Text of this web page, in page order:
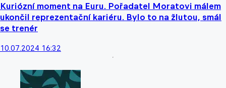
Kuriózní moment na Euru. Pořadatel Moratovi málem
ukončil reprezentační kariéru. Bylo to na žlutou, smál
se trenér
10.07.2024 16:32